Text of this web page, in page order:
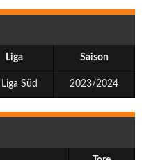
Liga Saison
Süd 2023/2024